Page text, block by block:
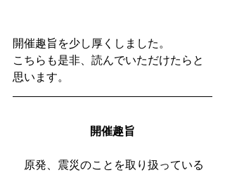
開催趣旨を少し厚くしました。
こちらも是非、読んでいただけたらと
思います。
開催趣旨
原発、震災のことを取り扱っている